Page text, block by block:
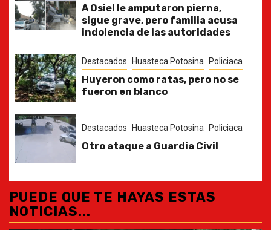
A Osiel le amputaron pierna,
sigue grave, pero familia acusa
indolencia de las autoridades
Destacados Huasteca Potosina Policiaca
Huyeron como ratas, pero no se
fueron en blanco
Destacados Huasteca Potosina Policiaca
Otro ataque a Guardia Civil
PUEDE QUE TE HAYAS ESTAS
NOTICIAS...